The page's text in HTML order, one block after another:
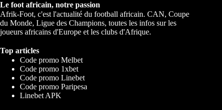
Le foot africain, notre passion
Afrik-Foot, c'est l'actualité du football africain. CAN, Coupe
du Monde, Ligue des Champions, toutes les infos sur les
joueurs africains d'Europe et les clubs d'Afrique.
Top articles
Code promo Melbet
Code promo 1xbet
Code promo Linebet
Code promo Paripesa
Linebet APK